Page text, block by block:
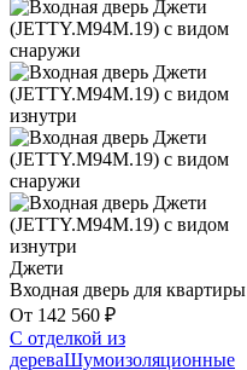
Джети
Входная дверь для квартиры
От 142 560 ₽
С отделкой из
дереваШумоизоляционные